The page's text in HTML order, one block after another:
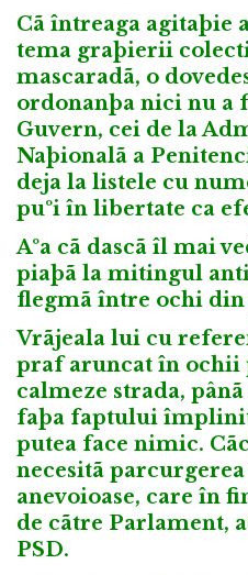
Cã întreaga agitaþie
tema graþierii
mascaradã, o
ordonanþa nici nu a
Guvern, cei de la
Naþionalã a
deja la listele cu
puºi în libertate ca
Aºa cã dascã îl mai
piaþã la mitingul
flegmã între ochi din
Vrãjeala lui cu
praf aruncat în ochii
calmeze strada,
faþa faptului împlinit
putea face nimic.
necesitã
anevoioase, care în
de cãtre Parlament,
PSD.